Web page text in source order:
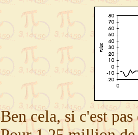
Ben cela, si c'est